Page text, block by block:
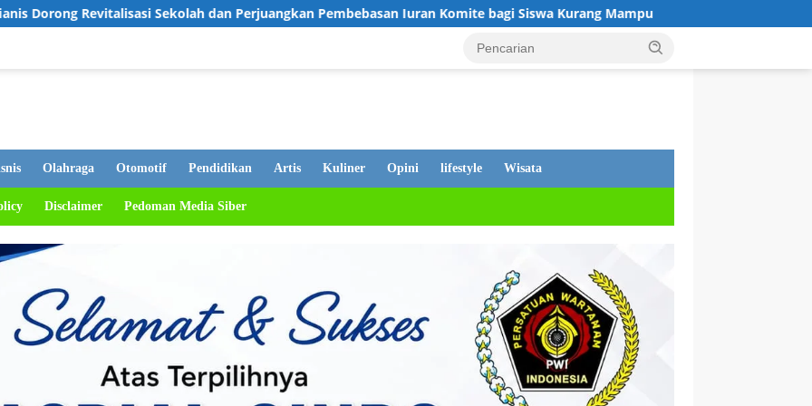
dan Perjuangkan Pembebasan Iuran Komite bagi Siswa Kurang Mampu Tanggapan Dewan Andi Putra, Tentang
Olahraga Otomotif Pendidikan Artis Kuliner Opini lifestyle Wisata
Disclaimer Pedoman Media Siber